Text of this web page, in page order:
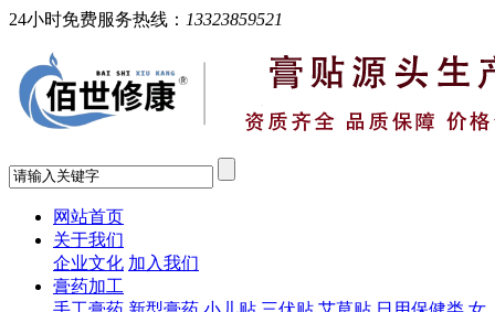
24小时免费服务热线： 13323859521
网站首页
关于我们
企业文化 加入我们
膏药加工